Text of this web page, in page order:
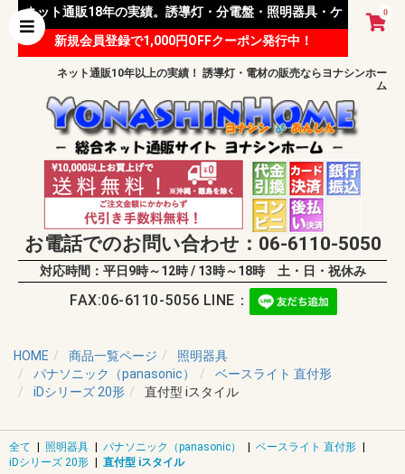
0
ネット通販18年の実績。誘導灯・分電盤・照明器具・ケ
ーブル等 様々な資材を取り扱っています。
新規会員登録で1,000円OFFクーポン発行中！
ネット通販10年以上の実績！ 誘導灯・電材の販売ならヨナシンホー
ム
お電話でのお問い合わせ：06-6110-5050
対応時間：平日9時～12時 / 13時～18時 土・日・祝休み
FAX:06-6110-5056 LINE：
HOME 商品一覧ページ
照明器具
パナソニック（panasonic）
ベースライト 直付形
iDシリーズ 20形
直付型 iスタイル
全て | 照明器具 | パナソニック（panasonic） | ベースライト 直付形 |
iDシリーズ 20形 | 直付型 iスタイル